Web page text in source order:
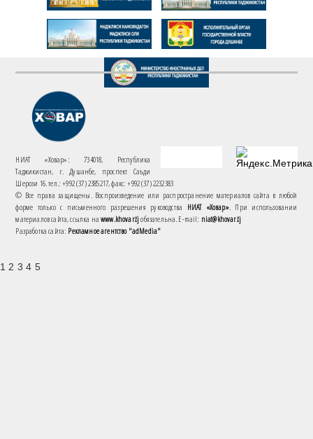
НИАТ «Ховар»: 734018, Республика
Таджикистан, г. Душанбе, проспект Саъди
Шерози 16. тел.: +992 (37) 2385217, факс: +992 (37) 2232383
© Все права защищены. Воспроизведение или распространение материалов сайта в любой
форме только с письменного разрешения руководства НИАТ «Ховар». При использовании
материалов сайта, ссылка наwww.khovar.tjобязательна. E-mail: niat@khovar.tj
Разработка сайта: Рекламное агентство "adMedia"
1 2 3 4 5